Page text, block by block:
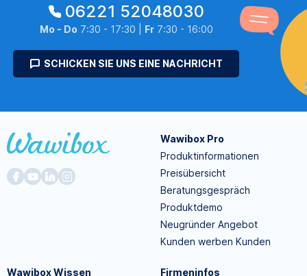
06221 52048030
Mo - Do 7:30 - 17:30 | Fr7:30 - 16:00
SCHICKEN SIE UNS EINE NACHRICHT
Wawibox Pro
Produktinformationen
Preisübersicht
Beratungsgespräch
Produktdemo
Neugründer Angebot
Kunden werben Kunden
Wawibox Wissen
Firmeninfos